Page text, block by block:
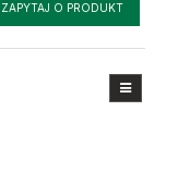
ZAPYTAJ O PRODUKT